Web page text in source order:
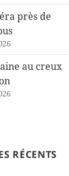
près de
au creux
RÉCENTS